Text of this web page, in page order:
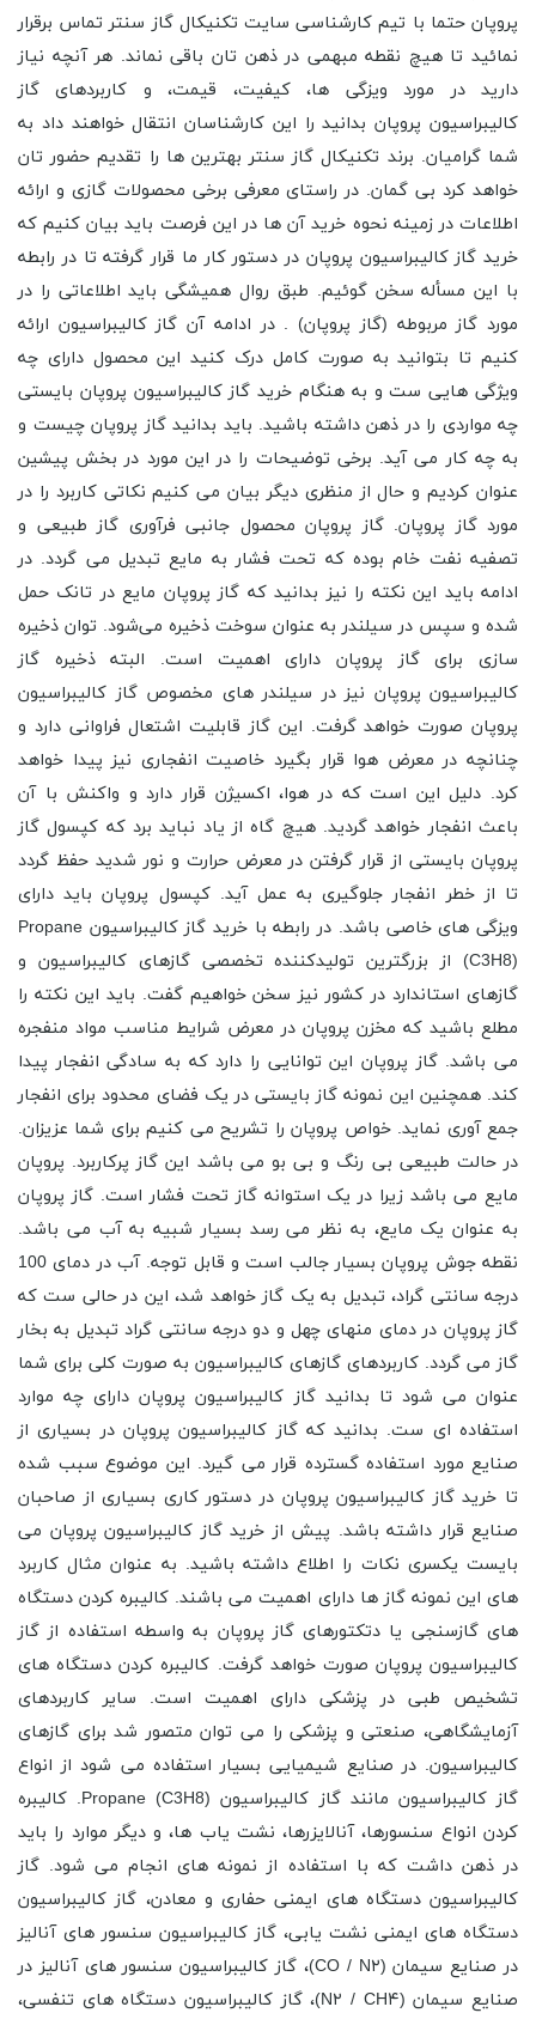
پروپان حتما با تیم کارشناسی سایت تکنیکال گاز سنتر تماس برقرار
نمائید تا هیچ نقطه مبهمی در ذهن تان باقی نماند. هر آنچه نیاز
دارید در مورد ویزگی ها، کیفیت، قیمت، و کاربردهای گاز
کالیبراسیون پروپان بدانید را این کارشناسان انتقال خواهند داد به
شما گرامیان. برند تکنیکال گاز سنتر بهترین ها را تقدیم حضور تان
خواهد کرد بی گمان. در راستای معرفی برخی محصولات گازی و ارائه
اطلاعات در زمینه نحوه خرید آن ها در این فرصت باید بیان کنیم که
خرید گاز کالیبراسیون پروپان در دستور کار ما قرار گرفته تا در رابطه
با این مسأله سخن گوئیم. طبق روال همیشگی باید اطلاعاتی را در
مورد گاز مربوطه (گاز پروپان) . در ادامه آن گاز کالیبراسیون ارائه
کنیم تا بتوانید به صورت کامل درک کنید این محصول دارای چه
ویژگی هایی ست و به هنگام خرید گاز کالیبراسیون پروپان بایستی
چه مواردی را در ذهن داشته باشید. باید بدانید گاز پروپان چیست و
به چه کار می آید. برخی توضیحات را در این مورد در بخش پیشین
عنوان کردیم و حال از منظری دیگر بیان می کنیم نکاتی کاربرد را در
مورد گاز پروپان. گاز پروپان محصول جانبی فرآوری گاز طبیعی و
تصفیه نفت خام بوده که تحت فشار به مایع تبدیل می گردد. در
ادامه باید این نکته را نیز بدانید که گاز پروپان مایع در تانک حمل
شده و سپس در سیلندر به عنوان سوخت ذخیره می‌شود. توان ذخیره
سازی برای گاز پروپان دارای اهمیت است. البته ذخیره گاز
کالیبراسیون پروپان نیز در سیلندر های مخصوص گاز کالیبراسیون
پروپان صورت خواهد گرفت. این گاز قابلیت اشتعال فراوانی دارد و
چنانچه در معرض هوا قرار بگیرد خاصیت انفجاری نیز پیدا خواهد
کرد. دلیل این است که در هوا، اکسیژن قرار دارد و واکنش با آن
باعث انفجار خواهد گردید. هیچ گاه از یاد نباید برد که کپسول گاز
پروپان بایستی از قرار گرفتن در معرض حرارت و نور شدید حفظ گردد
تا از خطر انفجار جلوگیری به عمل آید. کپسول پروپان باید دارای
ویزگی های خاصی باشد. در رابطه با خرید گاز کالیبراسیون Propane
(C3H8) از بزرگترین تولیدکننده تخصصی گازهای کالیبراسیون و
گازهای استاندارد در کشور نیز سخن خواهیم گفت. باید این نکته را
مطلع باشید که مخزن پروپان در معرض شرایط مناسب مواد منفجره
می باشد. گاز پروپان این توانایی را دارد که به سادگی انفجار پیدا
کند. همچنین این نمونه گاز بایستی در یک فضای محدود برای انفجار
جمع آوری نماید. خواص پروپان را تشریح می کنیم برای شما عزیزان.
در حالت طبیعی بی رنگ و بی بو می باشد این گاز پرکاربرد. پروپان
مایع می باشد زیرا در یک استوانه گاز تحت فشار است. گاز پروپان
به عنوان یک مایع، به نظر می رسد بسیار شبیه به آب می باشد.
نقطه جوش پروپان بسیار جالب است و قابل توجه. آب در دمای 100
درجه سانتی گراد، تبدیل به یک گاز خواهد شد، این در حالی ست که
گاز پروپان در دمای منهای چهل و دو درجه سانتی گراد تبدیل به بخار
گاز می گردد. کاربردهای گازهای کالیبراسیون به صورت کلی برای شما
عنوان می شود تا بدانید گاز کالیبراسیون پروپان دارای چه موارد
استفاده ای ست. بدانید که گاز کالیبراسیون پروپان در بسیاری از
صنایع مورد استفاده گسترده قرار می گیرد. این موضوع سبب شده
تا خرید گاز کالیبراسیون پروپان در دستور کاری بسیاری از صاحبان
صنایع قرار داشته باشد. پیش از خرید گاز کالیبراسیون پروپان می
بایست یکسری نکات را اطلاع داشته باشید. به عنوان مثال کاربرد
های این نمونه گاز ها دارای اهمیت می باشند. کالیبره کردن دستگاه
های گازسنجی یا دتکتورهای گاز پروپان به واسطه استفاده از گاز
کالیبراسیون پروپان صورت خواهد گرفت. کالیبره کردن دستگاه های
تشخیص طبی در پزشکی دارای اهمیت است. سایر کاربردهای
آزمایشگاهی، صنعتی و پزشکی را می توان متصور شد برای گازهای
کالیبراسیون. در صنایع شیمیایی بسیار استفاده می شود از انواع
گاز کالیبراسیون مانند گاز کالیبراسیون Propane (C3H8). کالیبره
کردن انواع سنسورها، آنالایزرها، نشت یاب ها، و دیگر موارد را باید
در ذهن داشت که با استفاده از نمونه های انجام می شود. گاز
کالیبراسیون دستگاه های ایمنی حفاری و معادن، گاز کالیبراسیون
دستگاه های ایمنی نشت یابی، گاز کالیبراسیون سنسور های آنالیز
در صنایع سیمان (CO / N۲)، گاز کالیبراسیون سنسور های آنالیز در
صنایع سیمان (N۲ / CH۴)، گاز کالیبراسیون دستگاه های تنفسی،